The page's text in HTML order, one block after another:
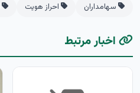
سهامداران
احراز هویت
اخبار مرتبط